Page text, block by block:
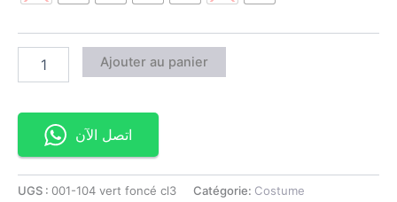
Ajouter au panier
اتصل الآن
UGS : 001-104 vert foncé cl3 Catégorie: Costume